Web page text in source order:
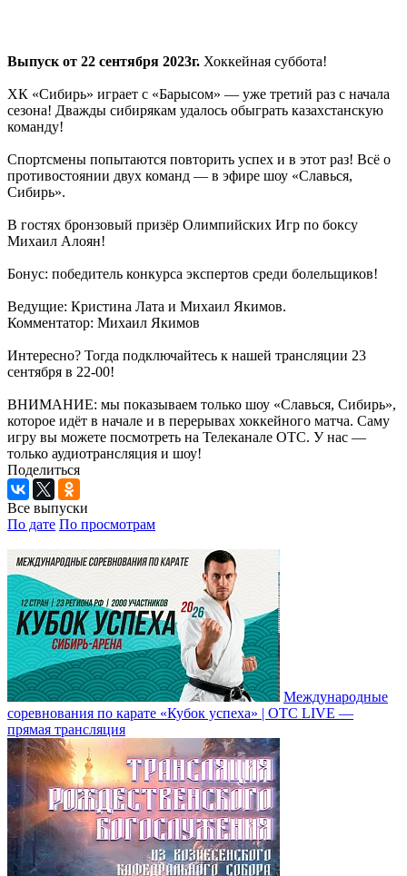
Выпуск от 22 сентября 2023г. Хоккейная суббота!
ХК «Сибирь» играет с «Барысом» — уже третий раз с начала
сезона! Дважды сибирякам удалось обыграть казахстанскую
команду!
Спортсмены попытаются повторить успех и в этот раз! Всё о
противостоянии двух команд — в эфире шоу «Славься,
Сибирь».
В гостях бронзовый призёр Олимпийских Игр по боксу
Михаил Алоян!
Бонус: победитель конкурса экспертов среди болельщиков!
Ведущие: Кристина Лата и Михаил Якимов.
Комментатор: Михаил Якимов
Интересно? Тогда подключайтесь к нашей трансляции 23
сентября в 22-00!
ВНИМАНИЕ: мы показываем только шоу «Славься, Сибирь»,
которое идёт в начале и в перерывах хоккейного матча. Саму
игру вы можете посмотреть на Телеканале ОТС. У нас —
только аудиотрансляция и шоу!
Поделиться
Все выпуски
По дате По просмотрам
Международные
соревнования по карате «Кубок успеха» | ОТС LIVE —
прямая трансляция